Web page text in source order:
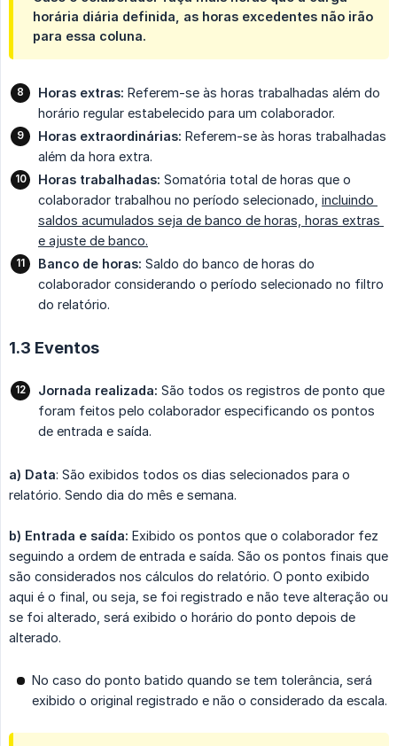
horária diária definida, as horas excedentes não irão
para essa coluna.
Horas extras: Referem-se às horas trabalhadas além do
horário regular estabelecido para um colaborador.
Horas extraordinárias: Referem-se às horas trabalhadas
além da hora extra.
Horas trabalhadas: Somatória total de horas que o
colaborador trabalhou no período selecionado, incluindo
saldos acumulados seja de banco de horas, horas extras
e ajuste de banco.
Banco de horas: Saldo do banco de horas do
colaborador considerando o período selecionado no filtro
do relatório.
1.3 Eventos
Jornada realizada: São todos os registros de ponto que
foram feitos pelo colaborador especificando os pontos
de entrada e saída.
a) Data: São exibidos todos os dias selecionados para o
relatório. Sendo dia do mês e semana.
b) Entrada e saída: Exibido os pontos que o colaborador fez
seguindo a ordem de entrada e saída. São os pontos finais que
são considerados nos cálculos do relatório. O ponto exibido
aqui é o final, ou seja, se foi registrado e não teve alteração ou
se foi alterado, será exibido o horário do ponto depois de
alterado.
No caso do ponto batido quando se tem tolerância, será
exibido o original registrado e não o considerado da escala.